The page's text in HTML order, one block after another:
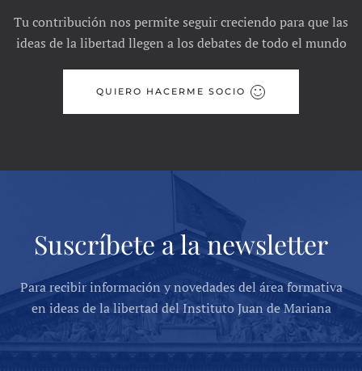
Tu contribución nos permite seguir creciendo para que las
ideas de la libertad llegen a los debates de todo el mundo
QUIERO HACERME SOCIO
Suscríbete a la newsletter
Para recibir información y novedades del área formativa
en ideas de la libertad del Instituto Juan de Mariana